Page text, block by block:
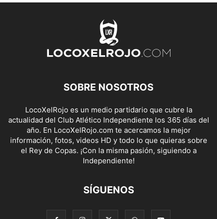
SOBRE NOSOTROS
LocoXelRojo es un medio partidario que cubre la
actualidad del Club Atlético Independiente los 365 días del
año. En LocoXelRojo.com te acercamos la mejor
información, fotos, videos HD y todo lo que quieras sobre
el Rey de Copas. ¡Con la misma pasión, siguiendo a
Independiente!
SÍGUENOS